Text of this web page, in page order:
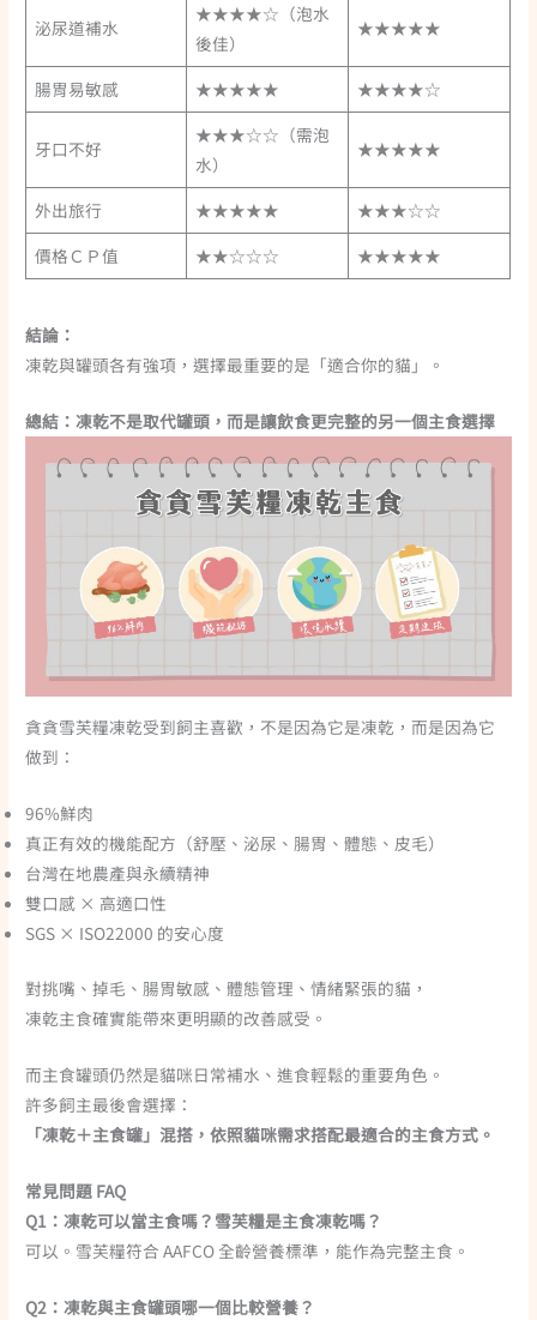
泌尿道補水
★★★★☆（泡水
後佳）
★★★★★
腸胃易敏感 ★★★★★ ★★★★☆
牙口不好
★★★☆☆（需泡
水）
★★★★★
外出旅行 ★★★★★
★★★☆☆
價格ＣＰ值
★★☆☆☆ ★★★★★
結論：
凍乾與罐頭各有強項，選擇最重要的是「適合你的貓」。
總結：凍乾不是取代罐頭，而是讓飲食更完整的另一個主食選擇
貪貪雪芙糧凍乾受到飼主喜歡，不是因為它是凍乾，而是因為它
做到：
96%鮮肉
真正有效的機能配方（舒壓、泌尿、腸胃、體態、皮毛）
台灣在地農產與永續精神
雙口感 × 高適口性
SGS × ISO22000 的安心度
對挑嘴、掉毛、腸胃敏感、體態管理、情緒緊張的貓，
凍乾主食確實能帶來更明顯的改善感受。
而主食罐頭仍然是貓咪日常補水、進食輕鬆的重要角色。
許多飼主最後會選擇：
「凍乾＋主食罐」混搭，依照貓咪需求搭配最適合的主食方式。
常見問題 FAQ
Q1：凍乾可以當主食嗎？雪芙糧是主食凍乾嗎？
可以。雪芙糧符合 AAFCO 全齡營養標準，能作為完整主食。
Q2：凍乾與主食罐頭哪一個比較營養？